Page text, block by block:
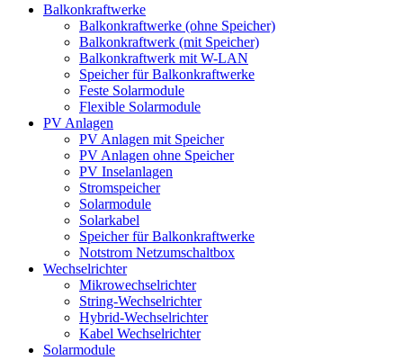
Balkonkraftwerke
Balkonkraftwerke (ohne Speicher)
Balkonkraftwerk (mit Speicher)
Balkonkraftwerk mit W-LAN
Speicher für Balkonkraftwerke
Feste Solarmodule
Flexible Solarmodule
PV Anlagen
PV Anlagen mit Speicher
PV Anlagen ohne Speicher
PV Inselanlagen
Stromspeicher
Solarmodule
Solarkabel
Speicher für Balkonkraftwerke
Notstrom Netzumschaltbox
Wechselrichter
Mikrowechselrichter
String-Wechselrichter
Hybrid-Wechselrichter
Kabel Wechselrichter
Solarmodule